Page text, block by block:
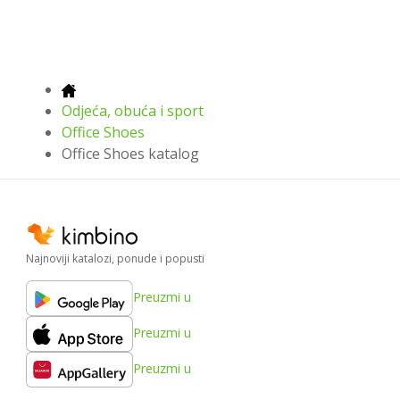
Odjeća, obuća i sport
Office Shoes
Office Shoes katalog
Najnoviji katalozi, ponude i popusti
Preuzmi u
Preuzmi u
Preuzmi u